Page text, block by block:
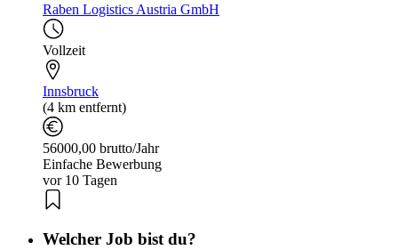
Raben Logistics Austria GmbH
Vollzeit
Innsbruck
(4 km entfernt)
56000,00 brutto/Jahr
Einfache Bewerbung
vor 10 Tagen
Welcher Job bist du?